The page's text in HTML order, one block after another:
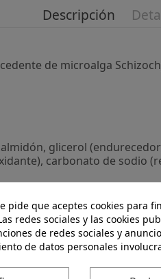
Descripción
de microalga
glicerol
carbonato de sodio
250 mg de DHA
pide que aceptes cookies para
redes sociales y las cookies
de redes sociales y
de datos personales